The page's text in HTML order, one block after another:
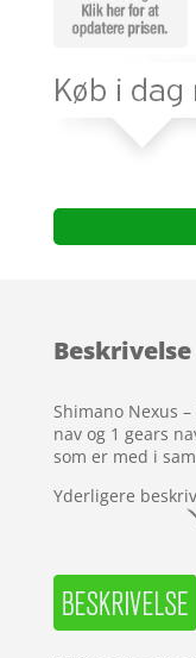
Beskrivelse
Shimano Nexus
nav og 1 gears
som er med i
Yderligere